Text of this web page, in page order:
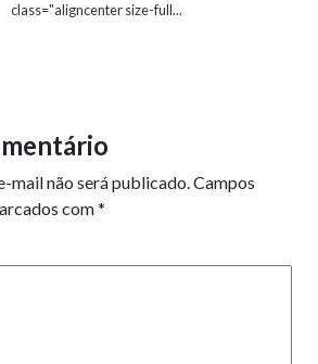
class="aligncenter size-full...
mail não será publicado.Campos
com*